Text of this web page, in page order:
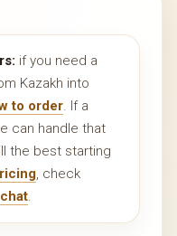
if you need a
Kazakh into
to order. If a
can handle that
the best starting
, check
chat.